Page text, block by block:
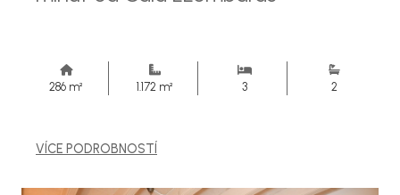
286 m² 1.172 m² 3 2
VÍCE PODROBNOSTÍ